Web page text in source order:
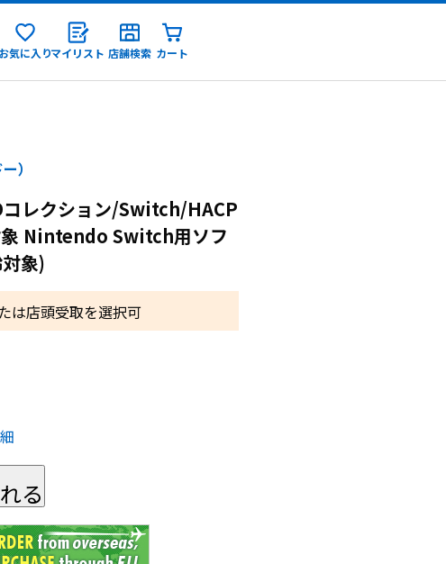
お気に入りマイリスト 店舗検索 カート
）
コレクション/Switch/HACP
象 Nintendo Switch用ソフ
象)
は店頭受取を選択可
る